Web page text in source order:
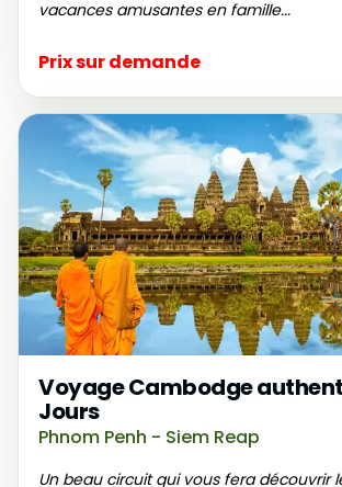
vacances amusantes en famille...
Prix sur demande
Voyage Cambodge
Jours
Phnom Penh - Siem Reap
Un beau circuit qui vous fera découvrir